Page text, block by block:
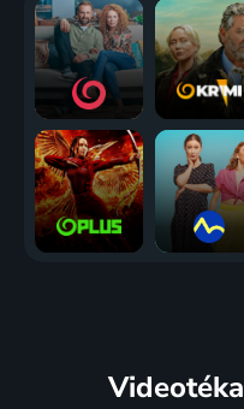
Videotéka